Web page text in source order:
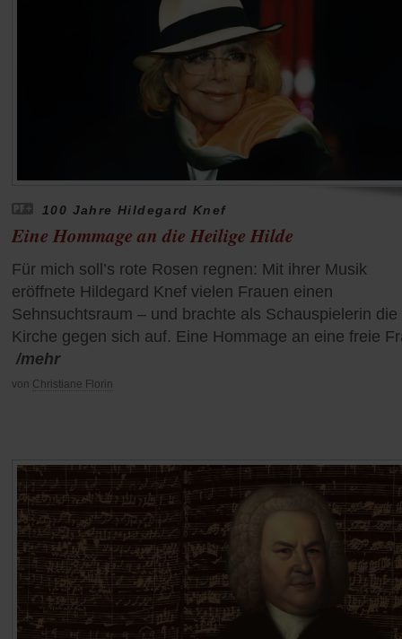
100 Jahre Hildegard Knef
Eine Hommage an die Heilige Hilde
Für mich soll’s rote Rosen regnen: Mit ihrer Musik
eröffnete Hildegard Knef vielen Frauen einen
Sehnsuchtsraum – und brachte als Schauspielerin die
Kirche gegen sich auf. Eine Hommage an eine freie
/mehr
von Christiane Florin